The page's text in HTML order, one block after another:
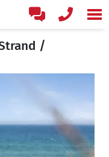
/